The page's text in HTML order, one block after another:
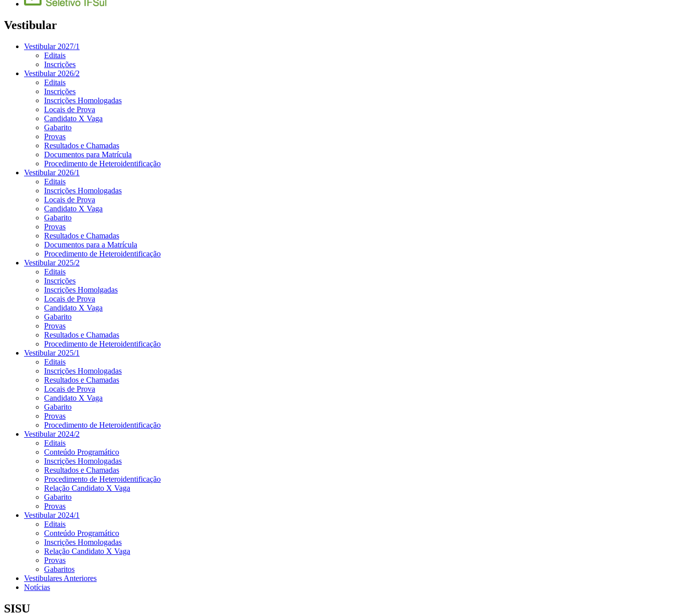
Vestibular
Vestibular 2027/1
Editais
Inscrições
Vestibular 2026/2
Editais
Inscrições
Inscrições Homologadas
Locais de Prova
Candidato X Vaga
Gabarito
Provas
Resultados e Chamadas
Documentos para Matrícula
Procedimento de Heteroidentificação
Vestibular 2026/1
Editais
Inscrições Homologadas
Locais de Prova
Candidato X Vaga
Gabarito
Provas
Resultados e Chamadas
Documentos para a Matrícula
Procedimento de Heteroidentificação
Vestibular 2025/2
Editais
Inscrições
Inscrições Homolgadas
Locais de Prova
Candidato X Vaga
Gabarito
Provas
Resultados e Chamadas
Procedimento de Heteroidentificação
Vestibular 2025/1
Editais
Inscrições Homologadas
Resultados e Chamadas
Locais de Prova
Candidato X Vaga
Gabarito
Provas
Procedimento de Heteroidentificação
Vestibular 2024/2
Editais
Conteúdo Programático
Inscrições Homologadas
Resultados e Chamadas
Procedimento de Heteroidentificação
Relação Candidato X Vaga
Gabarito
Provas
Vestibular 2024/1
Editais
Conteúdo Programático
Inscrições Homologadas
Relação Candidato X Vaga
Provas
Gabaritos
Vestibulares Anteriores
Notícias
SISU